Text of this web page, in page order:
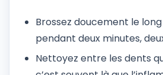
Brossez doucement le
pendant deux minutes,
Nettoyez entre les dents